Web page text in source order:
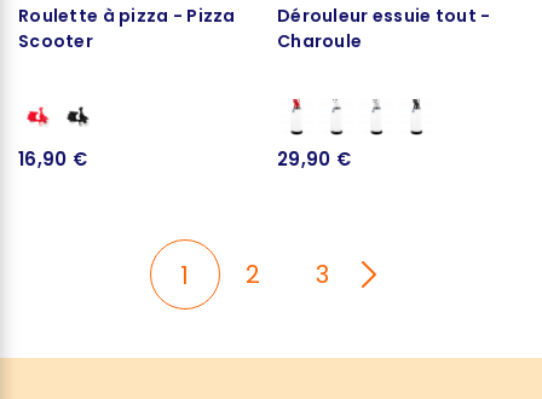
Roulette à pizza - Pizza
Scooter
16,90 €
Dérouleur essuie tout -
Charoule
29,90 €
1 2 3